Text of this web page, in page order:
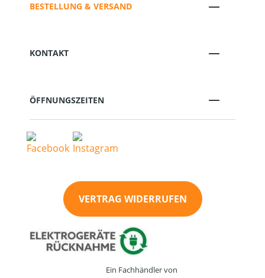
BESTELLUNG & VERSAND
KONTAKT
ÖFFNUNGSZEITEN
VERTRAG WIDERRUFEN
Ein Fachhändler von